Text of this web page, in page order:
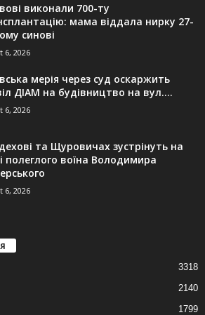
виконали 700-ту
мама віддала нирку 27-
синові
6, 2026
мерія через суд оскаржить
ДІАМ на будівництво на вул....
6, 2026
та Щуровичах зустрінуть на
полеглого воїна Володимира
6, 2026
3318
2140
1799